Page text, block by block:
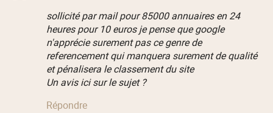
sollicité par mail pour 85000 annuaires en 24
heures pour 10 euros je pense que google
n'apprécie surement pas ce genre de
referencement qui manquera surement de qualité
et pénalisera le classement du site
Un avis ici sur le sujet ?
Répondre